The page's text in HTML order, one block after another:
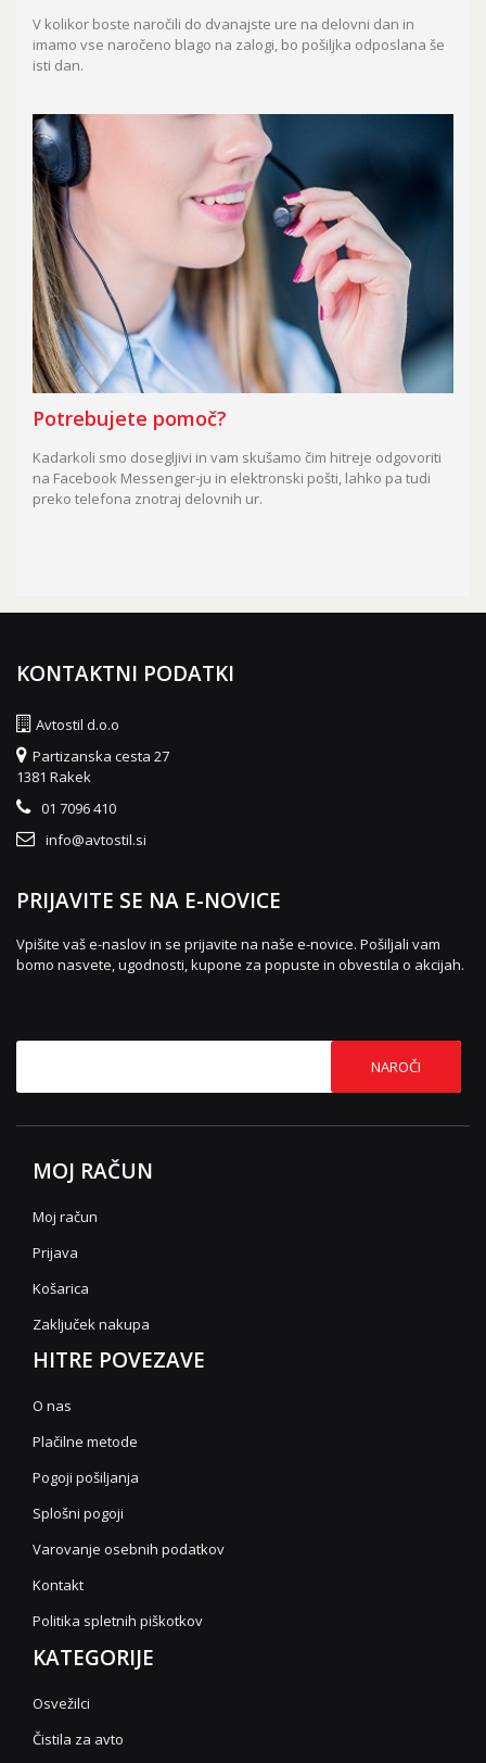
V kolikor boste naročili do dvanajste ure na delovni dan in
imamo vse naročeno blago na zalogi, bo pošiljka odposlana še
isti dan.
Potrebujete pomoč?
Kadarkoli smo dosegljivi in vam skušamo čim hitreje odgovoriti
na Facebook Messenger-ju in elektronski pošti, lahko pa tudi
preko telefona znotraj delovnih ur.
KONTAKTNI PODATKI
Avtostil d.o.o
Partizanska cesta 27
1381 Rakek
01 7096 410
info@avtostil.si
PRIJAVITE SE NA E-NOVICE
Vpišite vaš e-naslov in se prijavite na naše e-novice. Pošiljali vam
bomo nasvete, ugodnosti, kupone za popuste in obvestila o akcijah.
NAROČI
MOJ RAČUN
Moj račun
Prijava
Košarica
Zaključek nakupa
HITRE POVEZAVE
O nas
Plačilne metode
Pogoji pošiljanja
Splošni pogoji
Varovanje osebnih podatkov
Kontakt
Politika spletnih piškotkov
KATEGORIJE
Osvežilci
Čistila za avto